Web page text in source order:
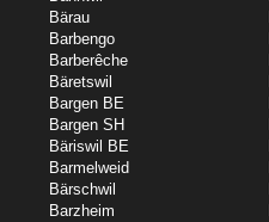
Bärau
Barbengo
Barberêche
Bäretswil
Bargen BE
Bargen SH
Bäriswil BE
Barmelweid
Bärschwil
Barzheim